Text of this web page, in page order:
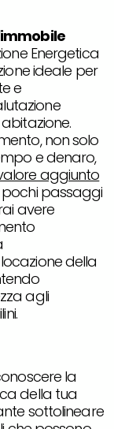
Energetica
ideale per
e
non solo
e denaro,
aggiunto
pochi passaggi
avere
della
agli
la
della tua
sottolineare